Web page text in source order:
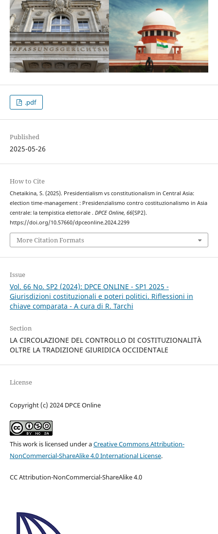
.pdf
Published
2025-05-26
How to Cite
Chetaikina, S. (2025). Presidentialism vs constitutionalism in Central Asia:
election time-management : Presidenzialismo contro costituzionalismo in Asia
centrale: la tempistica elettorale . DPCE Online, 66(SP2).
https://doi.org/10.57660/dpceonline.2024.2299
More Citation Formats
Issue
Vol. 66 No. SP2 (2024): DPCE ONLINE - SP1 2025 -
Giurisdizioni costituzionali e poteri politici. Riflessioni in
chiave comparata - A cura di R. Tarchi
Section
LA CIRCOLAZIONE DEL CONTROLLO DI COSTITUZIONALITÀ
OLTRE LA TRADIZIONE GIURIDICA OCCIDENTALE
License
Copyright (c) 2024 DPCE Online
This work is licensed under aCreative Commons Attribution-
NonCommercial-ShareAlike 4.0 International License.
CC Attribution-NonCommercial-ShareAlike 4.0